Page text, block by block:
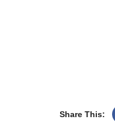
Share This: